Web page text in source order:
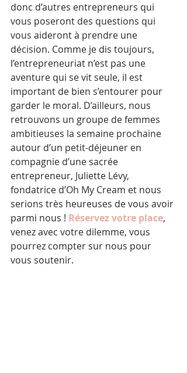
donc d’autres entrepreneurs qui
vous poseront des questions qui
vous aideront à prendre une
décision. Comme je dis toujours,
l’entrepreneuriat n’est pas une
aventure qui se vit seule, il est
important de bien s’entourer pour
garder le moral. D’ailleurs, nous
retrouvons un groupe de femmes
ambitieuses la semaine prochaine
autour d’un petit-déjeuner en
compagnie d’une sacrée
entrepreneur, Juliette Lévy,
fondatrice d’Oh My Cream et nous
serions très heureuses de vous avoir
parmi nous ! Réservez votre place,
venez avec votre dilemme, vous
pourrez compter sur nous pour
vous soutenir.